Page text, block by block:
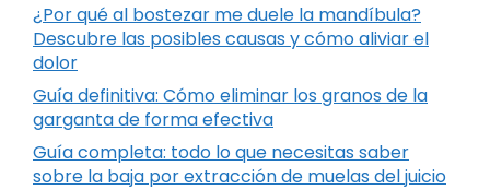
¿Por qué al bostezar me duele la mandíbula?
Descubre las posibles causas y cómo aliviar el
dolor
Guía definitiva: Cómo eliminar los granos de la
garganta de forma efectiva
Guía completa: todo lo que necesitas saber
sobre la baja por extracción de muelas del juicio